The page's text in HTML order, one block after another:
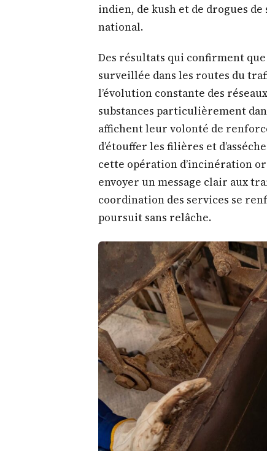
indien, de kush et de drogues
national.
Des résultats qui confirment
surveillée dans les routes du
l’évolution constante des
substances particulièrement
affichent leur volonté de
d’étouffer les filières et
cette opération d’incinération
envoyer un message clair aux
coordination des services se
poursuit sans relâche.